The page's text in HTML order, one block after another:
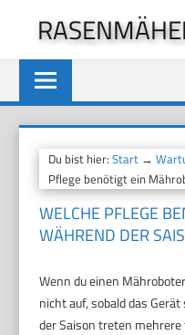
springen
Du bist hier:Start →
Pflege benötigt ein
WELCHE PFLEGE
WÄHREND DER
Wenn du einen
nicht auf, sobald das
der Saison treten